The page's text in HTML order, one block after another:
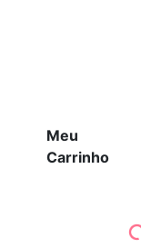
Meu
Carrinho